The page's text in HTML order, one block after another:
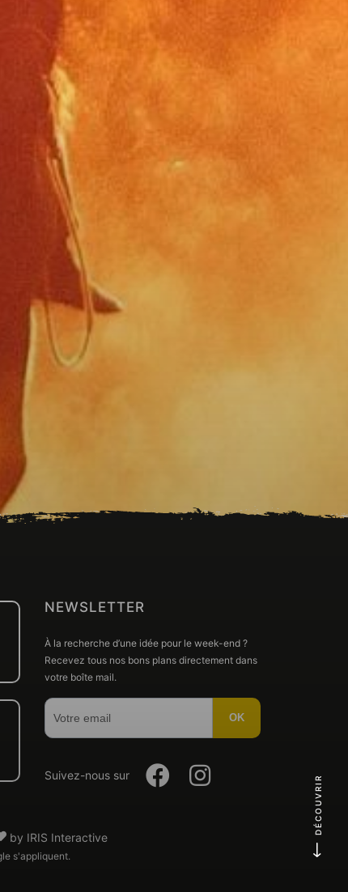
avec les réglementations. Personnalisez vos
DÉCOUVRIR
En
NEWSLETTER
À la recherche d’une idée pour le week-end ?
Recevez tous nos bons plans directement dans
votre boîte mail.
OK
Suivez-nous sur
Suivez-
Suivez-
by IRIS Interactive
s'appliquent.